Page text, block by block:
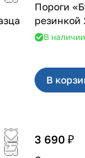
Пороги
резинкой
В наличии
В
3 690 ₽